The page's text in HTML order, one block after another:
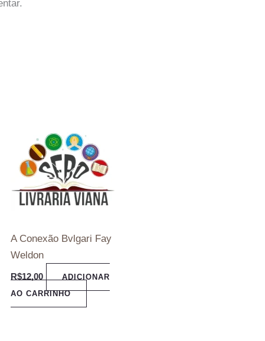
A Conexão Bvlgari Fay
Weldon
R$12,00
ADICIONAR
AO CARRINHO